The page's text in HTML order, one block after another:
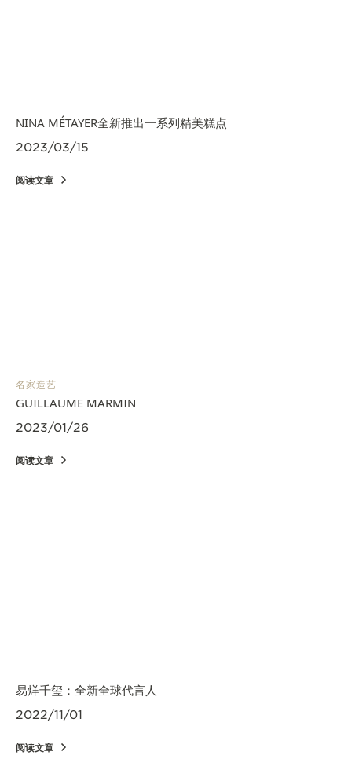
NINA MÉTAYER全新推出一系列精美糕点
2023/03/15
阅读文章
名家造艺
GUILLAUME MARMIN
2023/01/26
阅读文章
易烊千玺：全新全球代言人
2022/11/01
阅读文章